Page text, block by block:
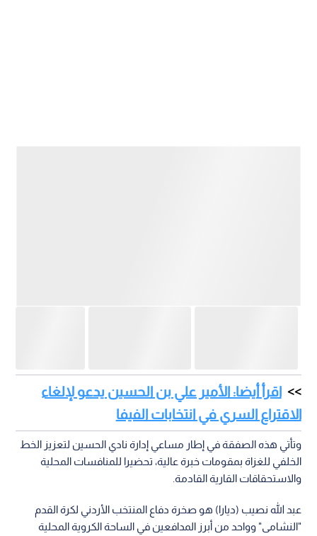
اقرأ أيضا: الأمير علي بن الحسين يدعو لإلغاء
الاقتراع السري في انتخابات الفيفا
وتأتي هذه الصفقة في إطار مساعي إدارة نادي الحسين لتعزيز الخط
الخلفي للغزاة بمقومات خبرة عالية، تحضيرا للمنافسات المحلية
والاستحقاقات القارية القادمة.
عبد الله نصيب (ديارا) هو صخرة دفاع المنتخب الأردني لكرة القدم
"النشامى" وواحد من أبرز المدافعين في الساحة الكروية المحلية